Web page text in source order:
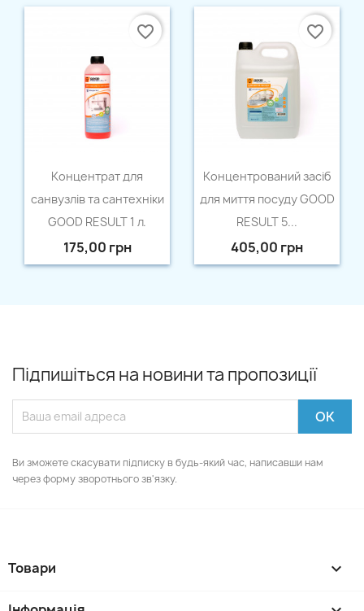
Швидкий перегляд
Концентрат для
санвузлів та сантехніки
GOOD RESULT 1 л.
175,00 грн
favorite_border
 Швидкий перегляд
Концентрований засіб
для миття посуду GOOD
RESULT 5...
405,00 грн
favorite_border
Підпишіться на новини та пропозиції
Ви зможете скасувати підписку в будь-який час, написавши нам
через форму зворотнього зв'язку.
Товари 